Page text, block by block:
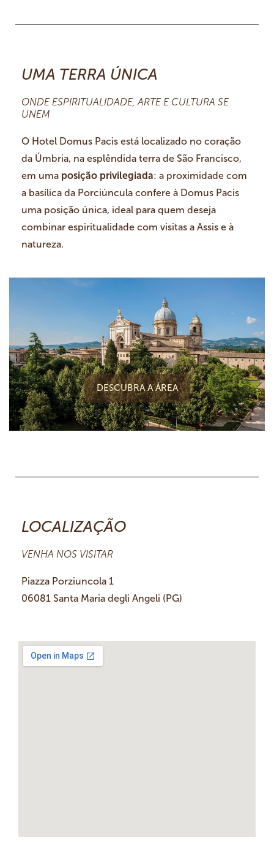
UMA TERRA ÚNICA
ONDE ESPIRITUALIDADE, ARTE E CULTURA SE
UNEM
O Hotel Domus Pacis está localizado no coração
da Úmbria, na esplêndida terra de São Francisco,
em uma posição privilegiada: a proximidade com
a basílica da Porciúncula confere à Domus Pacis
uma posição única, ideal para quem deseja
combinar espiritualidade com visitas a Assis e à
natureza.
DESCUBRA A ÁREA
LOCALIZAÇÃO
VENHA NOS VISITAR
Piazza Porziuncola 1
06081 Santa Maria degli Angeli (PG)